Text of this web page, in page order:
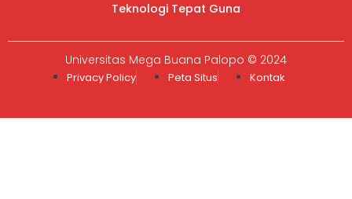
Teknologi Tepat Guna
Universitas Mega Buana Palopo © 2024
Privacy Policy Peta Situs Kontak